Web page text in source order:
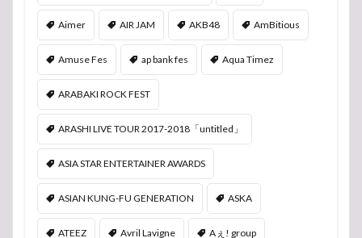
Aimer AIR JAM AKB48 AmBitious
Amuse Fes ap bank fes Aqua Timez
ARABAKI ROCK FEST
ARASHI LIVE TOUR 2017-2018「untitled」
ASIA STAR ENTERTAINER AWARDS
ASIAN KUNG-FU GENERATION ASKA
ATEEZ Avril Lavigne Aぇ! group